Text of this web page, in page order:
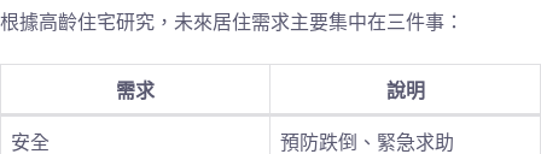
根據高齡住宅研究，未來居住需求主要集中在三件事：
需求 說明
安全 預防跌倒、緊急求助